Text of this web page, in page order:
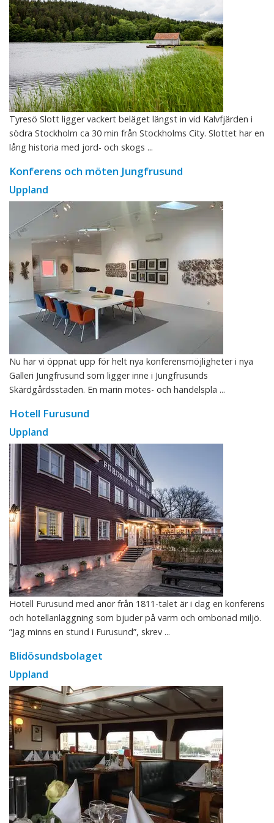
Tyresö Slott ligger vackert beläget längst in vid Kalvfjärden i
södra Stockholm ca 30 min från Stockholms City. Slottet har en
lång historia med jord- och skogs ...
Konferens och möten Jungfrusund
Uppland
Nu har vi öppnat upp för helt nya konferensmöjligheter i nya
Galleri Jungfrusund som ligger inne i Jungfrusunds
Skärdgårdsstaden. En marin mötes- och handelspla ...
Hotell Furusund
Uppland
Hotell Furusund med anor från 1811-talet är i dag en konferens
och hotellanläggning som bjuder på varm och ombonad miljö.
”Jag minns en stund i Furusund”, skrev ...
Blidösundsbolaget
Uppland